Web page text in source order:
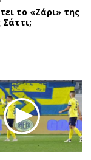
το «Ζάρι» της